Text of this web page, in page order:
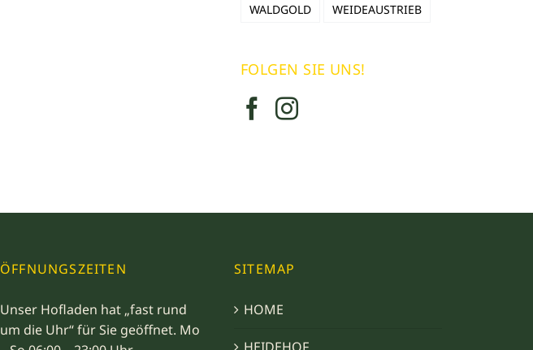
WALDGOLD
WEIDEAUSTRIEB
FOLGEN SIE UNS!
ÖFFNUNGSZEITEN
Unser Hofladen hat „fast rund
um die Uhr“ für Sie geöffnet. Mo
SITEMAP
HOME